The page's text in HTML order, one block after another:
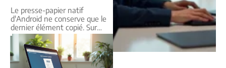
Le presse-papier natif
d'Android ne conserve que le
dernier élément copié. Sur…